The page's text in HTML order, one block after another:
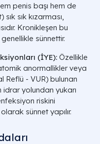
penis başı hem de
sık kızarması,
Kronikleşen bu
sünnettir.
(İYE): Özellikle
anormallikler veya
Reflü - VUR) bulunan
yolundan yukarı
riskini
sünnet yapılır.